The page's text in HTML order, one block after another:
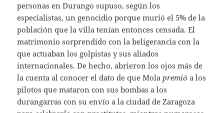
personas en Durango supuso, según los
especialistas, un genocidio porque murió el 5% de la
población que la villa tenían entonces censada. El
matrimonio sorprendido con la beligerancia con la
que actuaban los golpistas y sus aliados
internacionales. De hecho, abrieron los ojos más de
la cuenta al conocer el dato de que Molapremió a los
pilotos que mataron con sus bombas a los
durangarras con su envío a la ciudad de Zaragoza